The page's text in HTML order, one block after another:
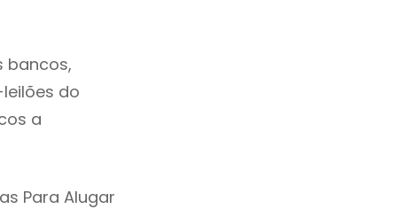
bancos,
do
a
Para Alugar